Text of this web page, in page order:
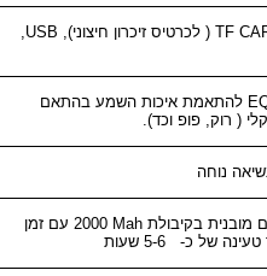
TF( לכרטיס זיכרון חיצוני), USB
,
להתאמת איכות השמע בהתאם
( רוק, פופ וכד).
נוחה
מובנית בקיבולתMah
2000 עם זמן
של כ- 5-6 שעות